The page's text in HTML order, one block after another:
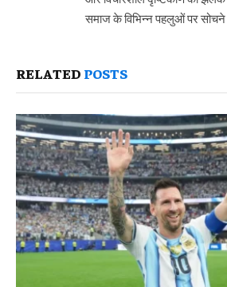
समाज के विभिन्न पहलुओं पर
RELATED POSTS